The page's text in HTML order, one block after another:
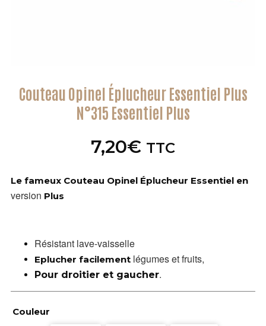
Couteau Opinel Éplucheur Essentiel Plus
N°315 Essentiel Plus
7,20€ TTC
Le fameux Couteau Opinel Éplucheur Essentiel en
version Plus
Résistant lave-vaisselle
Eplucher facilement légumes et fruits,
Pour droitier et gaucher.
Couleur